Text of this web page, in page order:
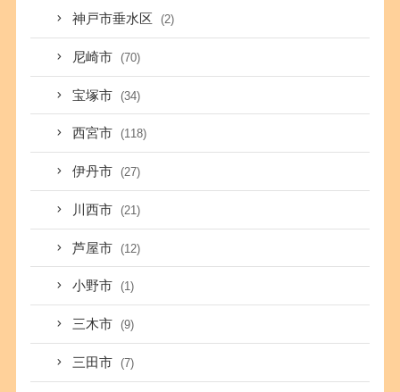
神戸市垂水区 (2)
尼崎市 (70)
宝塚市 (34)
西宮市 (118)
伊丹市 (27)
川西市 (21)
芦屋市 (12)
小野市 (1)
三木市 (9)
三田市 (7)